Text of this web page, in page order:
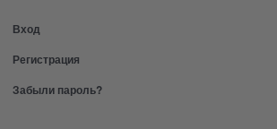
Вход
Регистрация
Забыли пароль?